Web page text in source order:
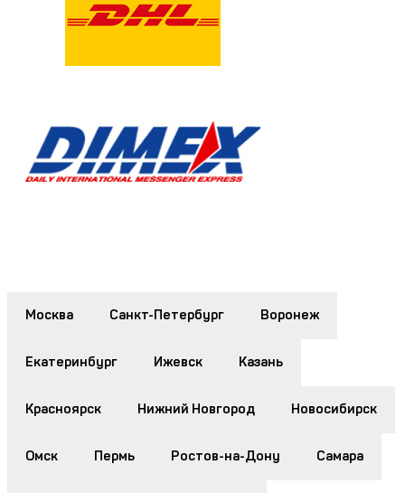
Москва Санкт-Петербург Воронеж
Екатеринбург Ижевск Казань
Красноярск Нижний Новгород Новосибирск
Омск Пермь Ростов-на-Дону Самара